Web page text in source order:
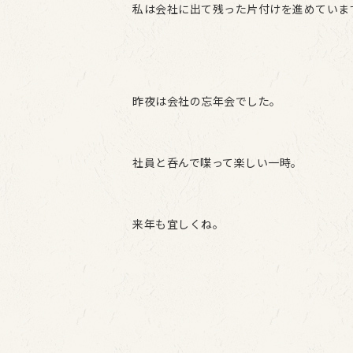
私は会社に出て残った片付けを進めていま
昨夜は会社の忘年会でした。
社員と呑んで喋って楽しい一時。
来年も宜しくね。